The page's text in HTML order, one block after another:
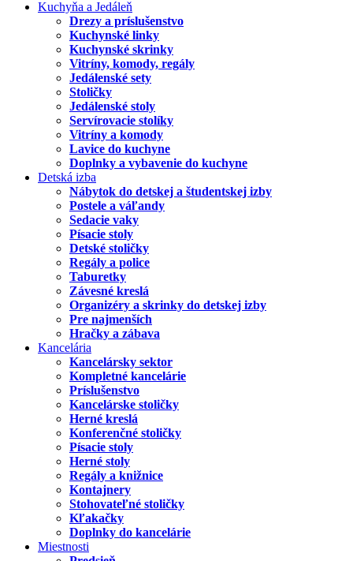
Kuchyňa a Jedáleň
Drezy a príslušenstvo
Kuchynské linky
Kuchynské skrinky
Vitríny, komody, regály
Jedálenské sety
Stoličky
Jedálenské stoly
Servírovacie stolíky
Vitríny a komody
Lavice do kuchyne
Doplnky a vybavenie do kuchyne
Detská izba
Nábytok do detskej a študentskej izby
Postele a váľandy
Sedacie vaky
Písacie stoly
Detské stoličky
Regály a police
Taburetky
Závesné kreslá
Organizéry a skrinky do detskej izby
Pre najmenších
Hračky a zábava
Kancelária
Kancelársky sektor
Kompletné kancelárie
Príslušenstvo
Kancelárske stoličky
Herné kreslá
Konferenčné stoličky
Písacie stoly
Herné stoly
Regály a knižnice
Kontajnery
Stohovateľné stoličky
Kľakačky
Doplnky do kancelárie
Miestnosti